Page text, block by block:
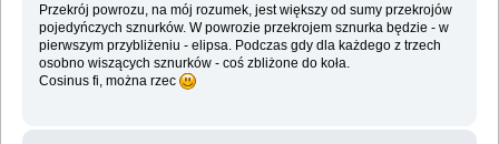
Przekrój powrozu, na mój rozumek, jest większy od sumy przekrojów
pojedyńczych sznurków. W powrozie przekrojem sznurka będzie - w
pierwszym przybliżeniu - elipsa. Podczas gdy dla każdego z trzech
osobno wiszących sznurków - coś zbliżone do koła.
Cosinus fi, można rzec